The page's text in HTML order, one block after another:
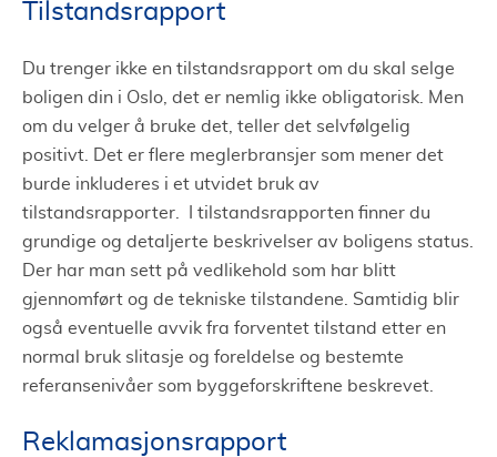
Tilstandsrapport
Du trenger ikke en tilstandsrapport om du skal selge
boligen din i Oslo, det er nemlig ikke obligatorisk. Men
om du velger å bruke det, teller det selvfølgelig
positivt. Det er flere meglerbransjer som mener det
burde inkluderes i et utvidet bruk av
tilstandsrapporter. I tilstandsrapporten finner du
grundige og detaljerte beskrivelser av boligens status.
Der har man sett på vedlikehold som har blitt
gjennomført og de tekniske tilstandene. Samtidig blir
også eventuelle avvik fra forventet tilstand etter en
normal bruk slitasje og foreldelse og bestemte
referansenivåer som byggeforskriftene beskrevet.
Reklamasjonsrapport